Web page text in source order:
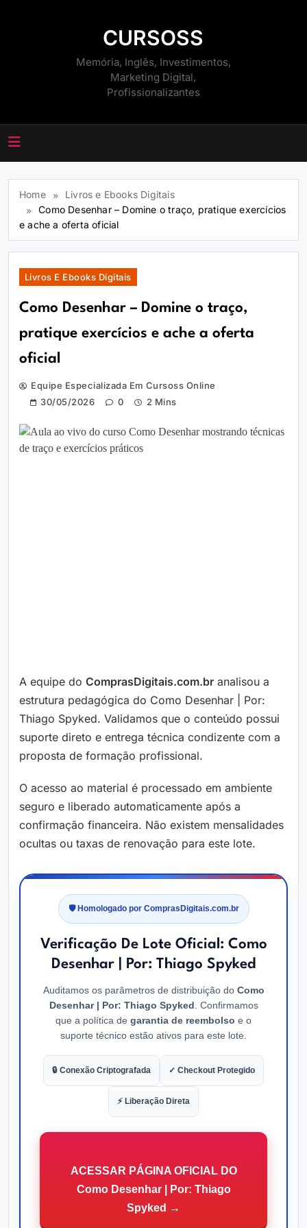
CURSOSS
Memória, Inglês, Investimentos,
Marketing Digital,
Profissionalizantes
Home
Livros e Ebooks Digitais
Como Desenhar – Domine o traço, pratique exercícios
e ache a oferta oficial
Livros E Ebooks Digitais
Como Desenhar – Domine o traço,
pratique exercícios e ache a oferta
oficial
Equipe Especializada Em Cursoss Online
30/05/2026
0 2 Mins
A equipe do ComprasDigitais.com.br analisou a
estrutura pedagógica do Como Desenhar | Por:
Thiago Spyked. Validamos que o conteúdo possui
suporte direto e entrega técnica condizente com a
proposta de formação profissional.
O acesso ao material é processado em ambiente
seguro e liberado automaticamente após a
confirmação financeira. Não existem mensalidades
ocultas ou taxas de renovação para este lote.
🛡️ Homologado por ComprasDigitais.com.br
Verificação De Lote Oficial: Como
Desenhar | Por: Thiago Spyked
Auditamos os parâmetros de distribuição do Como
Desenhar | Por: Thiago Spyked . Confirmamos
que a política de garantia de reembolso e o
suporte técnico estão ativos para este lote.
🔒 Conexão Criptografada ✓ Checkout Protegido
⚡ Liberação Direta
ACESSAR PÁGINA OFICIAL DO
Como Desenhar | Por: Thiago
Spyked →